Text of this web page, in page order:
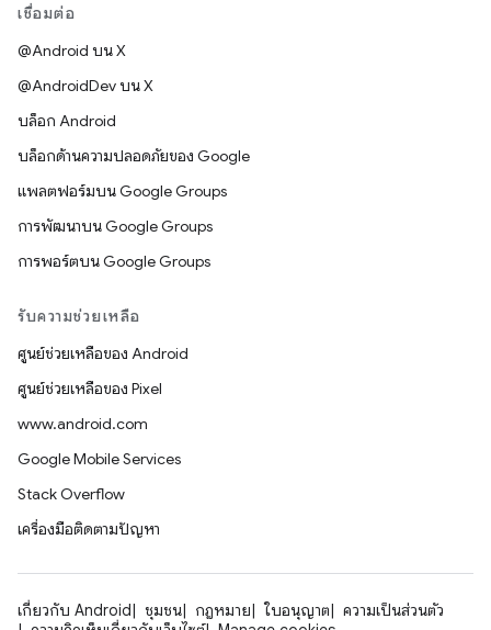
เชื่อมต่อ
@Android บน X
@AndroidDev บน X
บล็อก Android
บล็อกด้านความปลอดภัยของ Google
แพลตฟอร์มบน Google Groups
การพัฒนาบน Google Groups
การพอร์ตบน Google Groups
รับความช่วยเหลือ
ศูนย์ช่วยเหลือของ Android
ศูนย์ช่วยเหลือของ Pixel
www.android.com
Google Mobile Services
Stack Overflow
เครื่องมือติดตามปัญหา
เกี่ยวกับ Android ชุมชน กฎหมาย ใบอนุญาต
ความเป็นส่วนตัว